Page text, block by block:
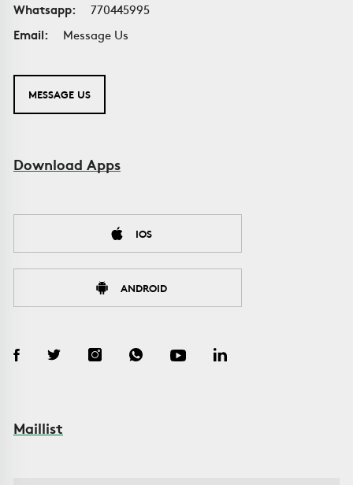
Whatsapp:
770445995
Email:
Message Us
MESSAGE US
Download Apps
IOS
ANDROID
Maillist